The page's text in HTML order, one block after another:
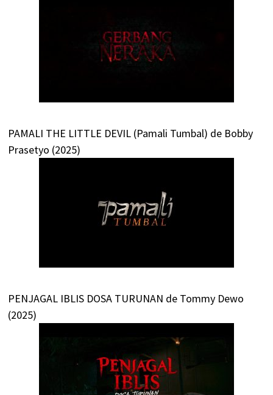
PAMALI THE LITTLE DEVIL (Pamali Tumbal) de Bobby
Prasetyo (2025)
PENJAGAL IBLIS DOSA TURUNAN de Tommy Dewo
(2025)